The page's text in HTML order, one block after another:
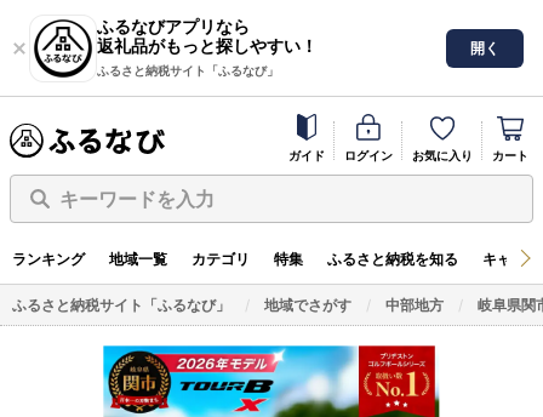
ふるなびアプリなら
返礼品がもっと探しやすい！
ふるさと納税サイト「ふるなび」
開く
ガイド ログイン お気に入り カート
キーワードを入力
ランキング 地域一覧 カテゴリ 特集 ふるさと納税を知る キャン
ふるさと納税サイト「ふるなび」 地域でさがす 中部地方 岐阜県関